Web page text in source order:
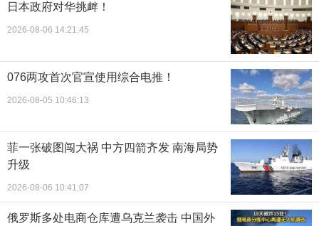
日本政府对华挑衅！
2026-08-06 14:21:45
076两攻首次官宣使用综合电推！
2026-08-05 10:46:13
菲一张破图闯大祸 中方四箭齐发 南海局势
升级
2026-08-06 10:41:07
俄罗斯多处电商仓库遭乌克兰袭击 中国外